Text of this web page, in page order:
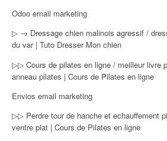
Odoo email marketing
▷ → Dressage chien malinois agressif /
du var | Tuto Dresser Mon chien
▷▷ Cours de pilates en ligne / meilleur livre
anneau pilates | Cours de Pilates en ligne
Envios email marketing
▷▷ Perdre tour de hanche et echauffement
ventre plat | Cours de Pilates en ligne